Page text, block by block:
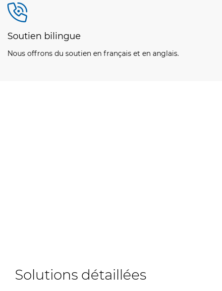
Soutien bilingue
Nous offrons du soutien en français et en anglais.
Solutions détaillées